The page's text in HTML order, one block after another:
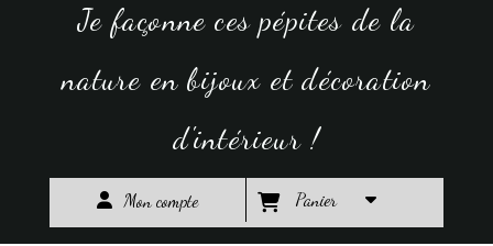
Jefaçonne ces pépites de la
nature en bijoux et décoration
d'intérieur!
Mon compte Panier